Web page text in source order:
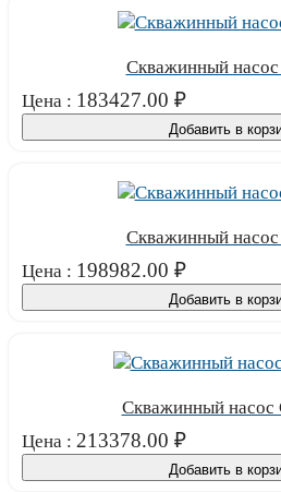
Скважинный
Цена : 183427.00 ₽
Добавить в
Скважинный
Цена : 198982.00 ₽
Добавить в
Скважинный насос
Цена : 213378.00 ₽
Добавить в